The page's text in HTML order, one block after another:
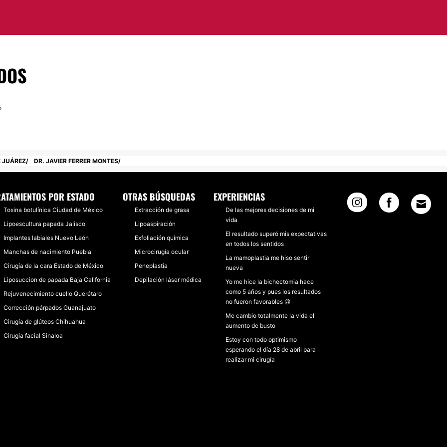
Además se
las células y a partir
el tratamiento
Naucalpan de
JUÁREZ DR. JAVIER FERRER MONTES
POR ESTADO
Toxina botulínica Ciudad de México
Lipoescultura papada Jalisco
Implantes labiales Nuevo León
Manchas de nacimiento Puebla
Cirugía de la cara Estado de México
Liposuccion de papada Baja California
Rejuvenecimiento cuello Querétaro
Corrección párpados Guanajuato
Cirugía de glúteos Chihuahua
Cirugía facial Sinaloa
OTRAS BÚSQUEDAS
Extracción de grasa
Lipoaspiración
Exfoliación química
Microcirugía ocular
Peneplastia
Depilación láser médica
EXPERIENCIAS
De las mejores decisiones de mi
vida
El resultado superó mis expectativas
en todos los sentidos
La mamoplastia me hiso sentir
nueva
Yo me hice la bichectomia hace
como 5 años y pues los resultados
no fueron favorables 😢
Me cambio totalmente la vida el
aumento de busto
Estoy con todo optimismo
esperando el día 28 de abril para
realizar mi cirugía